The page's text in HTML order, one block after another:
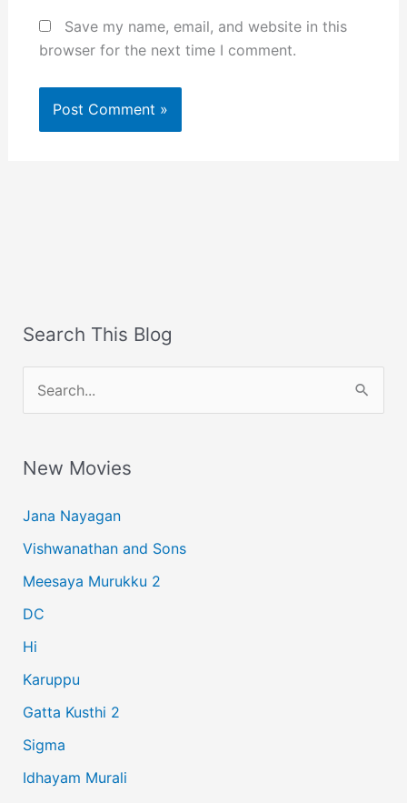
Save my name, email, and website in this
browser for the next time I comment.
Search This Blog
e
r
h
f
o
r
:
New Movies
Jana Nayagan
Vishwanathan and Sons
Meesaya Murukku 2
DC
Hi
Karuppu
Gatta Kusthi 2
Sigma
Idhayam Murali